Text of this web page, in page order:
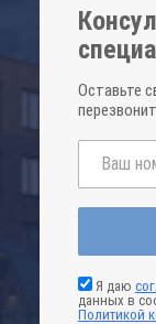
Оставьте
Я даю
данных в
Политикой